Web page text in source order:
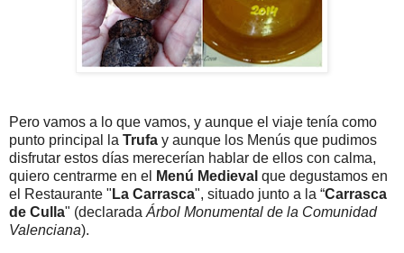
Pero vamos a lo que vamos, y aunque el viaje tenía como
punto principal la Trufa y aunque los Menús que pudimos
disfrutar estos días merecerían hablar de ellos con calma,
quiero centrarme en el
Menú Medieval que degustamos en
el Restaurante " La Carrasca", situado junto a la “Carrasca
de Culla" (declarada Árbol Monumental de la Comunidad
Valenciana).